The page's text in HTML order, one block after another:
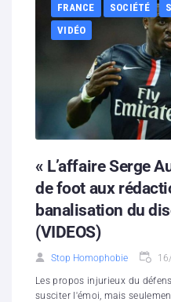
FRANCE SOCIÉTÉ
VIDÉO
« L’affaire Serge
de foot aux
banalisation du
(VIDEOS)
Stop Homophobie
Les propos injurieux du
susciter l'émoi, mais